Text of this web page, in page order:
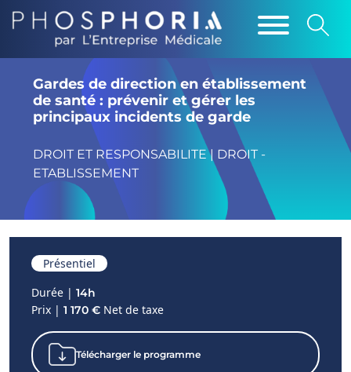
Gardes de direction en établissement
de santé : prévenir et gérer les
principaux incidents de garde
DROIT ET RESPONSABILITE | DROIT -
ETABLISSEMENT
Présentiel
Durée | 14h
Prix | 1 170 € Net de taxe
Télécharger le programme